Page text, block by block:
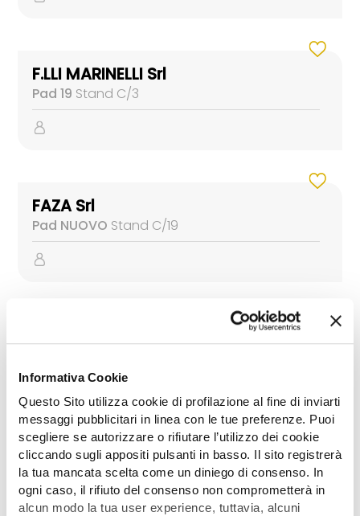
Informativa Cookie
Questo Sito utilizza cookie di profilazione al fine di inviarti
messaggi pubblicitari in linea con le tue preferenze. Puoi
scegliere se autorizzare o rifiutare l’utilizzo dei cookie
cliccando sugli appositi pulsanti in basso. Il sito registrerà
la tua mancata scelta come un diniego di consenso. In
ogni caso, il rifiuto del consenso non comprometterà in
alcun modo la tua user experience, tuttavia, alcuni
F.LLI MARINELLI Srl
Pad 19 Stand C/3
FAZA Srl
Pad NUOVO Stand C/19
KUHN SA
MASCHIO GASPARDO SpA -
FERABOLI - MORO - UNIGREEN
Pad NUOVOStand B/15